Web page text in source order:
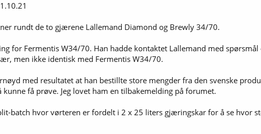
rundt de to gjærene Lallemand Diamond og Brewly 34/70.
for Fermentis W34/70. Han hadde kontaktet Lallemand med
men ikke identisk med Fermentis W34/70.
med resultatet at han bestillte store mengder fra den svenske
få prøve. Jeg lovet ham en tilbakemelding på forumet.
batch hvor vørteren er fordelt i 2 x 25 liters gjæringskar for å se hvor